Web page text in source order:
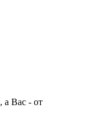
а Вас - от